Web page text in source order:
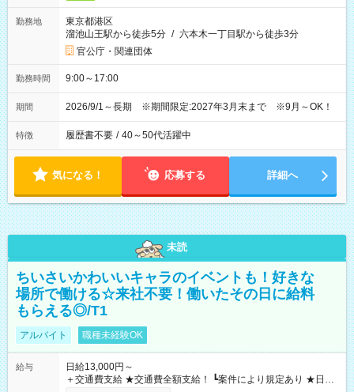
勤務地
東京都港区
溜池山王駅から徒歩5分 / 六本木一丁目駅から徒歩3分
官公庁・関連団体
勤務時間 9:00～17:00
期間 2026/9/1～長期 ※期間限定:2027年3月末まで ※9月～OK！
特徴 履歴書不要 / 40～50代活躍中
気になる！ 応募する 詳細へ
未読
ちいさいかわいいキャラのイベントも！好きな
場所で働ける☆来社不要！働いたその日に給料
もらえる◎/T1
アルバイト 職種未経験OK
給与
日給13,000円～
＋交通費支給 ★交通費全額支給！ ┗案件により規定あり ★日払